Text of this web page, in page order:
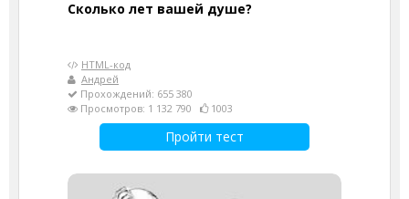
Cколько лет вашей душе?
HTML-код
Андрей
Прохождений: 655 380
Просмотров: 1 132 790
1003
Пройти тест